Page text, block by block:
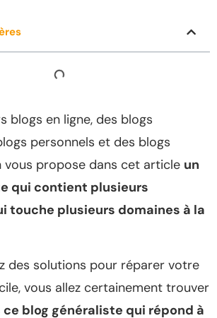
blogs en ligne, des blogs
personnels et des blogs
vous propose dans cet article un
qui contient plusieurs
touche plusieurs domaines à la
des solutions pour réparer votre
vous allez certainement trouver
blog généraliste qui répond à